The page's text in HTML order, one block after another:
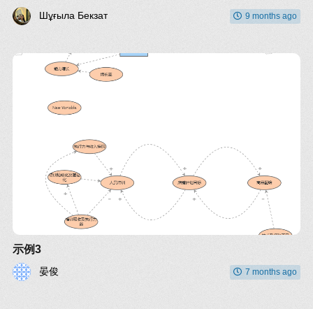
Шұғыла Бекзат 9 months ago
示例3
晏俊 7 months ago